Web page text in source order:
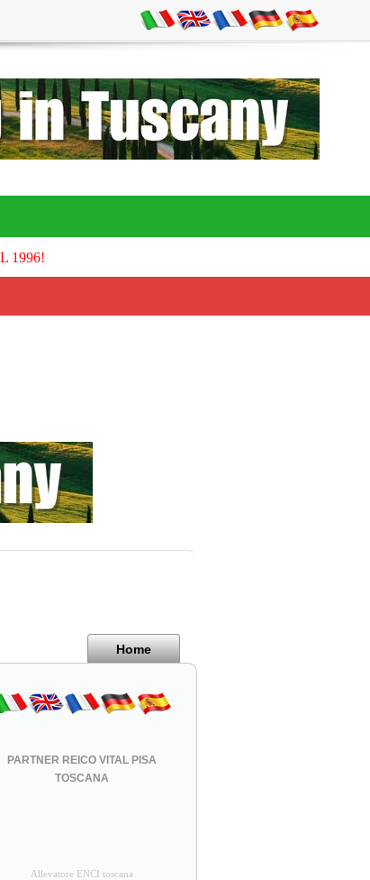
1996!
Home
PARTNER REICO VITAL PISA
TOSCANA
Allevatore ENCI toscana